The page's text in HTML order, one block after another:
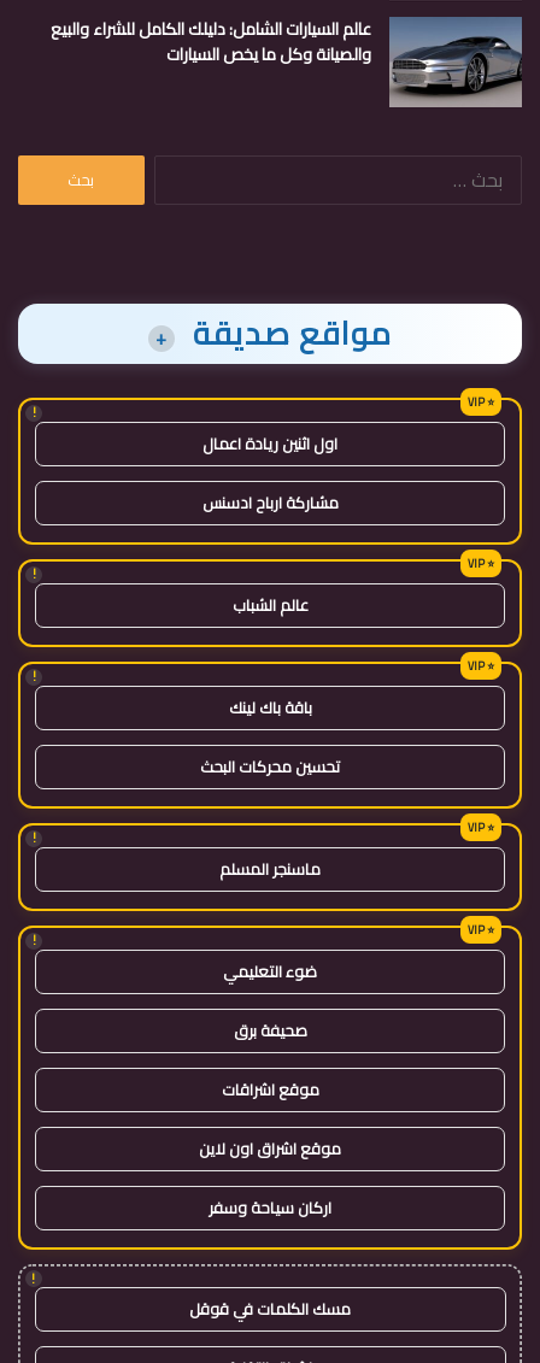
عالم السيارات الشامل: دليلك الكامل للشراء والبيع
والصيانة وكل ما يخص السيارات
البحث
مواقع صديقة +
!
اول اثنين ريادة اعمال
مشاركة ارباح ادسنس
!
عالم الشباب
!
باقة باك لينك
تحسين محركات البحث
!
ماسنجر المسلم
!
ضوء التعليمي
صحيفة برق
موقع اشراقات
موقع اشراق اون لاين
اركان سياحة وسفر
!
مسك الكلمات في قوقل